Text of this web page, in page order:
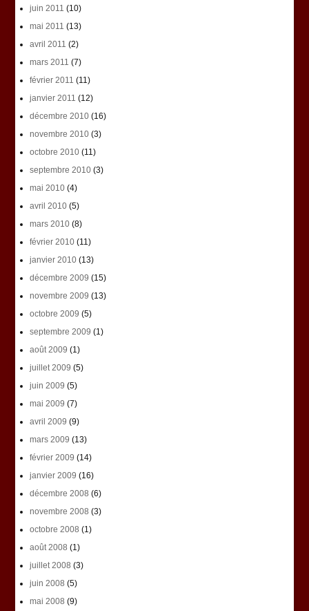
juin 2011 (10)
mai 2011 (13)
avril 2011 (2)
mars 2011 (7)
février 2011 (11)
janvier 2011 (12)
décembre 2010(16)
novembre 2010(3)
octobre 2010(11)
septembre 2010(3)
mai 2010(4)
avril 2010(5)
mars 2010(8)
février 2010(11)
janvier 2010(13)
décembre 2009 (15)
novembre 2009 (13)
octobre 2009 (5)
septembre 2009 (1)
août 2009 (1)
juillet 2009 (5)
juin 2009 (5)
mai 2009 (7)
avril 2009 (9)
mars 2009 (13)
février 2009 (14)
janvier 2009 (16)
décembre 2008 (6)
novembre 2008 (3)
octobre 2008 (1)
août 2008 (1)
juillet 2008 (3)
juin 2008 (5)
mai 2008 (9)